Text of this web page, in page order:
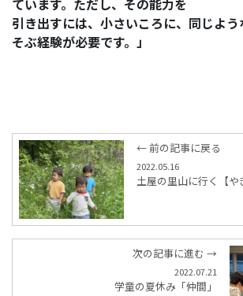
引き出すには、小さいころに、同じよ
そぶ経験が必要です。」
← 前の記事に戻る
2022.05.16
土屋の里山に行く【や
次の記事に進む →
2022.07.21
学童の夏休み「仲間」